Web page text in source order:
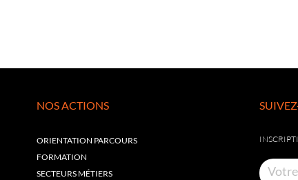
NOS ACTIONS
ORIENTATION PARCOURS
FORMATION
SECTEURS MÉTIERS